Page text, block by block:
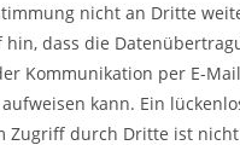
nicht an Dritte
hin, dass die
Kommunikation per E-
kann. Ein
Zugriff durch Dritte ist